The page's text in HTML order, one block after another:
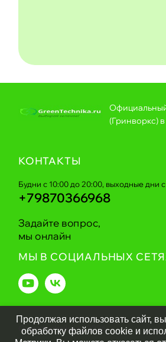
(Гринворкс)
КОНТАКТЫ
Будни с 10:00 до 20:00, выходные дни
+79870366968
Задайте вопрос,
мы онлайн
МЫ В СОЦИАЛЬНЫХ
Greentechnika.ru2026
Продолжая использовать сайт,
обработку файлов cookie и